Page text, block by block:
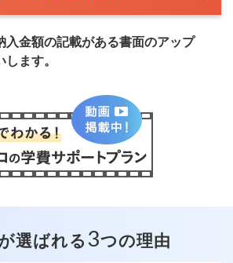
金額の記載がある書面のアップ
ます。
選ばれる 3つの理由